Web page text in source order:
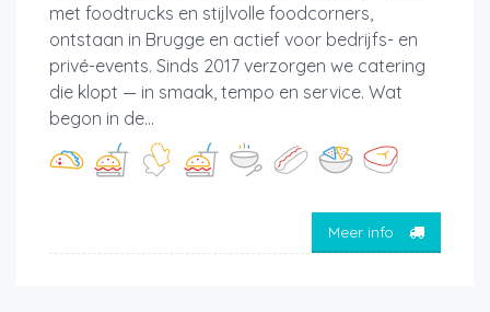
met foodtrucks en stijlvolle foodcorners,
ontstaan in Brugge en actief voor bedrijfs- en
privé-events. Sinds 2017 verzorgen we catering
die klopt — in smaak, tempo en service. Wat
begon in de...
Meer info